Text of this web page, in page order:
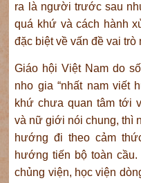
ra là người trước sau
quá khứ và cách hành
đặc biệt về vấn đề vai
Giáo hội Việt Nam do
nho gia “nhất nam viết
khứ chưa quan tâm tới
và nữ giới nói chung, thì
hướng đi theo cảm
hướng tiến bộ toàn
chủng viện, học viện